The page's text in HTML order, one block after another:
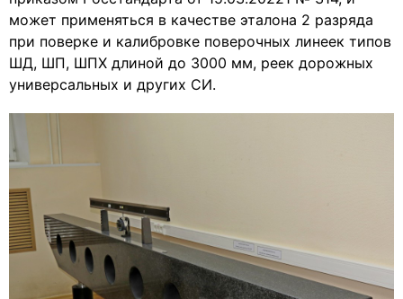
может применяться в качестве эталона 2 разряда
при поверке и калибровке поверочных линеек типов
ШД, ШП, ШПХ длиной до 3000 мм, реек дорожных
универсальных и других СИ.